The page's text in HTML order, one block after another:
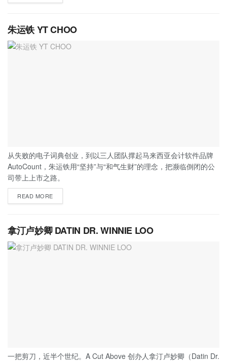
朱运铁 YT CHOO
从失败的电子词典创业，到以三人团队撑起马来西亚会计软件品牌
AutoCount，朱运铁用“坚持”与“和气生财”的理念，把濒临倒闭的公
司带上上市之路。
READ MORE
拿汀卢妙卿 DATIN DR. WINNIE LOO
一把剪刀，近半个世纪。A Cut Above 创办人拿汀卢妙卿（Datin Dr.